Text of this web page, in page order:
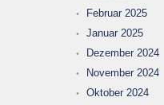
Februar 2025
Januar 2025
Dezember 2024
November 2024
Oktober 2024